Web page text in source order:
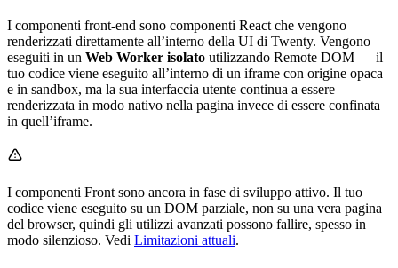
I componenti front-end sono componenti React che vengono
renderizzati direttamente all’interno della UI di Twenty. Vengono
eseguiti in un Web Worker isolato utilizzando Remote DOM — il
tuo codice viene eseguito all’interno di un iframe con origine opaca
e in sandbox, ma la sua interfaccia utente continua a essere
renderizzata in modo nativo nella pagina invece di essere confinata
in quell’iframe.
I componenti Front sono ancora in fase di sviluppo attivo. Il tuo
codice viene eseguito su un DOM parziale, non su una vera pagina
del browser, quindi gli utilizzi avanzati possono fallire, spesso in
modo silenzioso. Vedi Limitazioni attuali.